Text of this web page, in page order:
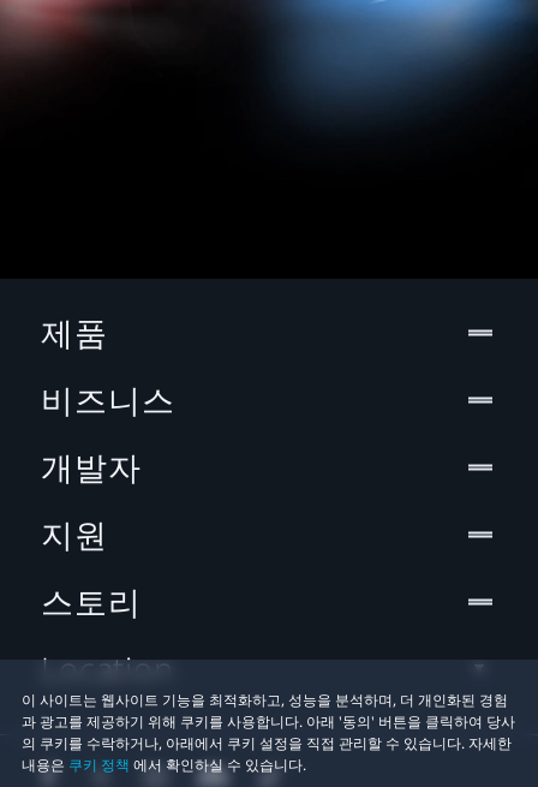
이 사이트는 웹사이트 기능을 최적화하고, 성능을 분석하며, 더 개인화된 경험
과 광고를 제공하기 위해 쿠키를 사용합니다. 아래 '동의' 버튼을 클릭하여 당사
의 쿠키를 수락하거나, 아래에서 쿠키 설정을 직접 관리할 수 있습니다. 자세한
내용은 쿠키 정책 에서 확인하실 수 있습니다.
제품
비즈니스
개발자
지원
스토리
Location